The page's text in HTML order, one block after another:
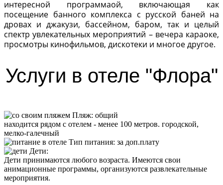
интересной программаой, включающая как
посещение банного комплекса с русской баней на
дровах и джакузи, бассейном, баром, так и целый
спектр увлекательных мероприятий – вечера караоке,
просмотры кинофильмов, дискотеки и многое другое.
Услуги в отеле "Флора"
Пляж: общий
находится рядом с отелем - менее 100 метров. городской,
мелко-галечный
Тип питания: за доп.плату
Дети:
Дети принимаются любого возраста. Имеются свои
анимационные программы, организуются развлекательные
мероприятия.